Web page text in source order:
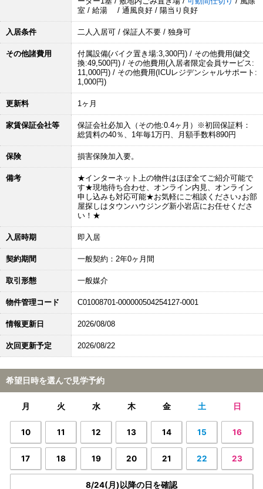
室 / 給湯 / 通風良好 / 陽当り良好
入居条件 二人入居可 / 保証人不要 / 独身可
その他諸費用
付属設備(バイク置き場:3,300円) / その他費用(鍵交
換:49,500円) / その他費用(入居者限定会員サービス:
11,000円) / その他費用(ICUレジデンシャルサポート:
1,000円)
更新料 1ヶ月
家賃保証会社等
保証会社必加入（その他:0.4ヶ月）※初回保証料：
総賃料の40％、1年毎1万円、月額手数料890円
保険 損害保険加入要。
備考
★インターネット上の物件はほぼ全てご紹介可能で
す★現地待ち合わせ、オンライン内見、オンライン
申し込みも対応可能★お気軽にご相談ください♪お部
屋探しはタウンハウジング新小岩店にお任せくださ
い！★
入居時期 即入居
契約期間 一般契約：2年0ヶ月間
取引形態 一般媒介
物件管理コード C01008701-000000504254127-0001
情報更新日 2026/08/08
次回更新予定 2026/08/22
希望日時を選んで見学予約
月 火 水 木 金 土 日
10 11 12 13 14 15 16
17 18 19 20 21 22 23
8/24(月)以降の日を確認